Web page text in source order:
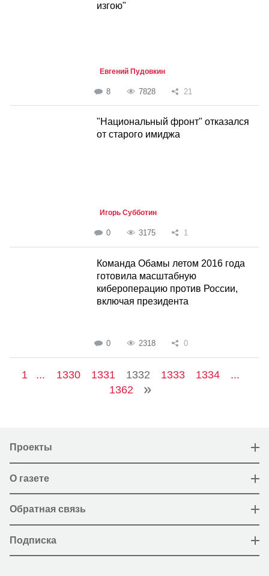
изгою"
Евгений Пудовкин
8 7828 21
"Национальный фронт" отказался
от старого имиджа
Игорь Субботин
0 3175 1
Команда Обамы летом 2016 года
готовила масштабную
кибероперацию против России,
включая президента
0 2318 0
1 ... 1330 1331 1332 1333 1334
...
1362
Проекты
О газете
Обратная связь
Подписка